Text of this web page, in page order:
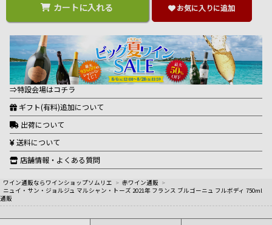
カートに入れる お気に入りに追加
⇒特設会場はコチラ
ギフト(有料)追加について
出荷について
送料について
店舗情報・よくある質問
ワイン通販ならワインショップソムリエ > 赤ワイン通販 >
ニュイ・サン・ジョルジュ マルシャン・トーズ 2021年 フランス ブルゴーニュ フルボディ 750ml
通販